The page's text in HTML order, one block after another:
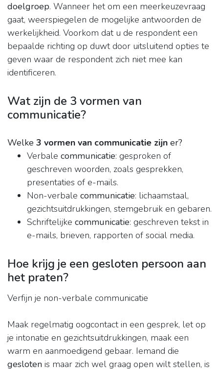
doelgroep. Wanneer het om een meerkeuzevraag
gaat, weerspiegelen de mogelijke antwoorden de
werkelijkheid. Voorkom dat u de respondent een
bepaalde richting op duwt door uitsluitend opties te
geven waar de respondent zich niet mee kan
identificeren.
Wat zijn de 3 vormen van
communicatie?
Welke 3 vormen van communicatie zijn er?
Verbale communicatie: gesproken of
geschreven woorden, zoals gesprekken,
presentaties of e-mails.
Non-verbale communicatie: lichaamstaal,
gezichtsuitdrukkingen, stemgebruik en gebaren.
Schriftelijke communicatie: geschreven tekst in
e-mails, brieven, rapporten of social media.
Hoe krijg je een gesloten persoon aan
het praten?
Verfijn je non-verbale communicatie
Maak regelmatig oogcontact in een gesprek, let op
je intonatie en gezichtsuitdrukkingen, maak een
warm en aanmoedigend gebaar. Iemand die
gesloten is maar zich wel graag open wilt stellen, is